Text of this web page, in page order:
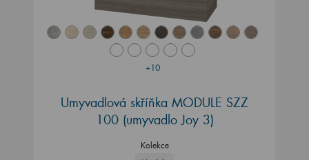
+10
Umyvadlová skříňka MODULE SZZ
100 (umyvadlo Joy 3)
Kolekce